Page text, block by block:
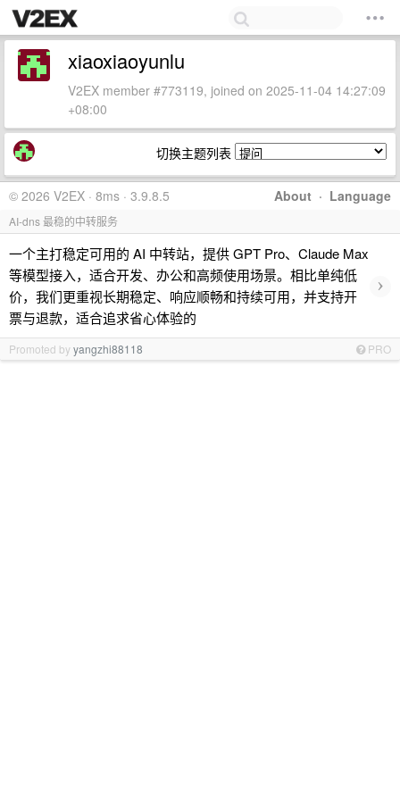
xiaoxiaoyunlu
V2EX member #773119, joined on 2025-11-04 14:27:09
+08:00
切换主题列表
About · Language
© 2026 V2EX · 8ms · 3.9.8.5
AI-dns 最稳的中转服务
一个主打稳定可用的 AI 中转站，提供 GPT Pro、Claude Max
等模型接入，适合开发、办公和高频使用场景。相比单纯低
价，我们更重视长期稳定、响应顺畅和持续可用，并支持开
票与退款，适合追求省心体验的
›
Promoted byyangzhi88118 PRO